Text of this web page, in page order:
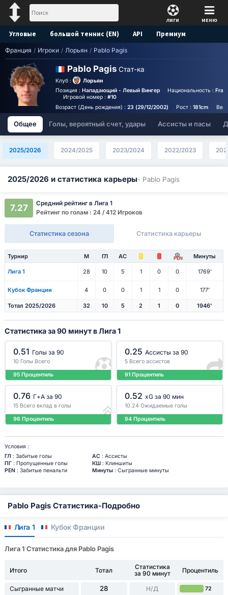
ЛИГИ МЕНЮ
Угловые большой теннис (EN) API Премиум
Прогноз
Франция / Игроки / Лорьян / Pablo Pagis
Pablo Pagis Стат-ка
Клуб :
Лорьян
Позиция : Нападающий - Левый Вингер Национальность :
Игровой номер :#10
Возраст (День рождения) : 23 (29/12/2002) Рост :181cm Вес
Общее Голы, вероятный счет, удары Ассисты и пасы
2025/2026 2024/2025 2023/2024 2022/2023
2025/2026 и статистика карьеры- Pablo Pagis
7.27
Средний рейтинг в Лига 1
Рейтинг по голам : 24 / 412 Игроков
Статистика сезона Статистика карьеры
Турнир М ГЛ АС PEN Минуты
Лига 1 28 10 5 1 0 0 1769'
Кубок Франции 4 0 0 1 1 0 177'
Тотал 2025/2026 32 10 5 2 1 0 1946'
Статистика за 90 минут в Лига 1
0.51 Голы за 90
10 Голы Всего
95 Процентиль
0.25 Ассисты за 90
5 Всего ассистов
91 Процентиль
0.76 Г+A за 90
15 Всего вклад в голы
96 Процентиль
0.52 xG за 90 мин
10.24 Ожидаемые голы
94 Процентиль
Условия :
ГЛ : Забитые голы АС : Ассисты
ПГ: Пропущенные голы КШ: Клиншиты
PEN: Забитые пенальти Минуты: Сыгранные минуты
Pablo Pagis Статистика-Подробно
Лига 1 Кубок Франции
Лига 1 Статистика для Pablo Pagis
Итого Тотал
Статистика
за 90 минут
Процентиль
Сыгранные матчи 28 Н/Д 72